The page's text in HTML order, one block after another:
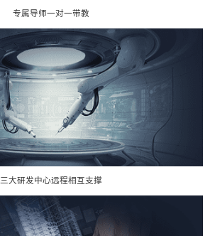
专属导师一对一带教
三大研发中心远程相互支撑